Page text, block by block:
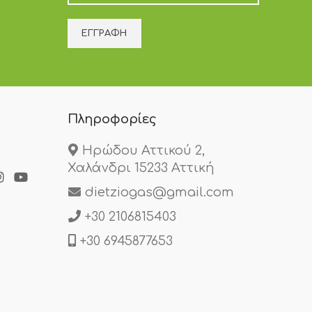
Πληροφορίες
Ηρώδου Αττικού 2,
Χαλάνδρι 15233 Αττική
dietziogas@gmail.com
+30 2106815403
+30 6945877653